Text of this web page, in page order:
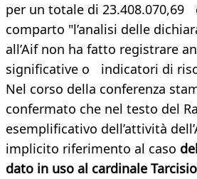
per un totale di 23.408.070,69
comparto "l’analisi delle
all’Aif non ha fatto registrare
significative o indicatori di
Nel corso della conferenza
confermato che nel testo del
esemplificativo dell’attività
implicito riferimento al caso
dato in uso al cardinale